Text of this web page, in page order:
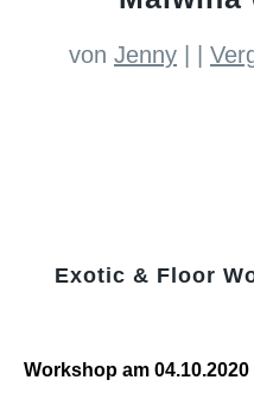
von Jenny | |
Exotic & Floor
Workshop am 04.10.2020